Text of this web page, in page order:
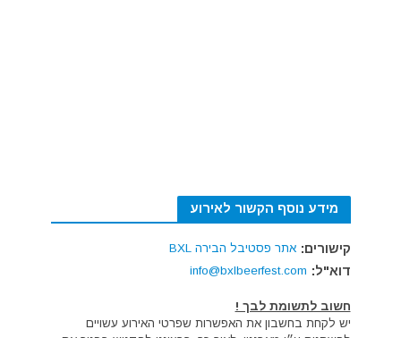
מידע נוסף הקשור לאירוע
קישורים: אתר פסטיבל הבירה BXL
דוא"ל: info@bxlbeerfest.com
חשוב לתשומת לבך !
יש לקחת בחשבון את האפשרות שפרטי האירוע עשויים